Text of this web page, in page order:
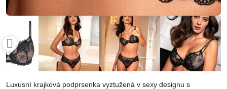
Luxusní krajková podprsenka vyztužená v sexy designu s